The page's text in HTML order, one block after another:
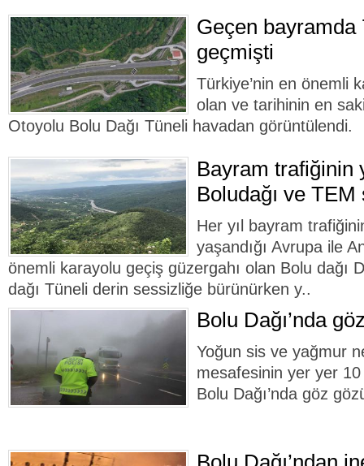
Geçen bayramda
geçmişti
Türkiye’nin en önemli
olan ve tarihinin en
Otoyolu Bolu Dağı Tüneli havadan görüntülendi.
Bayram trafiğinin
Boludağı ve
Her yıl bayram
yaşandığı Avrupa ile
önemli karayolu geçiş güzergahı olan Bolu dağı
dağı Tüneli derin sessizliğe bürünürken y..
Bolu Dağı’nda
Yoğun sis ve yağmur
mesafesinin yer yer
Bolu Dağı’nda göz